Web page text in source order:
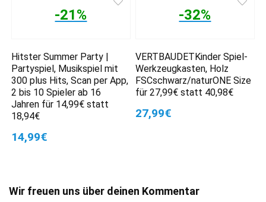
-21%
Hitster Summer Party |
Partyspiel, Musikspiel mit
300 plus Hits, Scan per App,
2 bis 10 Spieler ab 16
Jahren für 14,99€ statt
18,94€
14,99€
-32%
VERTBAUDETKinder Spiel-
Werkzeugkasten, Holz
FSCschwarz/naturONE Size
für 27,99€ statt 40,98€
27,99€
Wir freuen uns über deinen Kommentar